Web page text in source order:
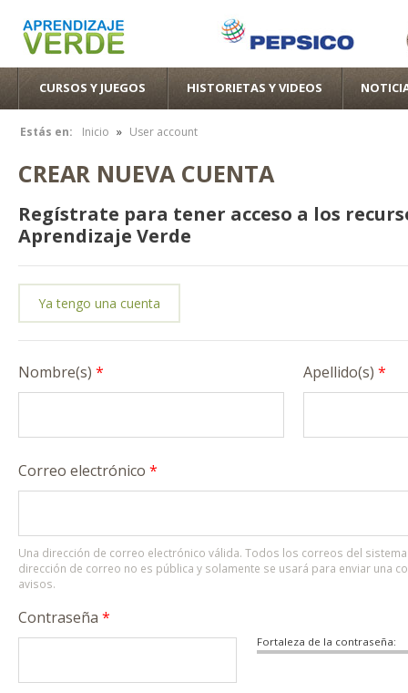
CURSOS Y JUEGOS HISTORIETAS Y VIDEOS
Estás en:
Se encuentra usted aquí
Inicio » User account
CREAR NUEVA CUENTA
Regístrate para tener acceso a los
Aprendizaje Verde
Ya tengo una cuenta
Nombre(s) * Apellido(s) *
Correo electrónico *
Una dirección de correo electrónico válida. Todos los correos del
dirección de correo no es pública y solamente se usará para enviar una
avisos.
Fortaleza de la contraseña:
Contraseña *